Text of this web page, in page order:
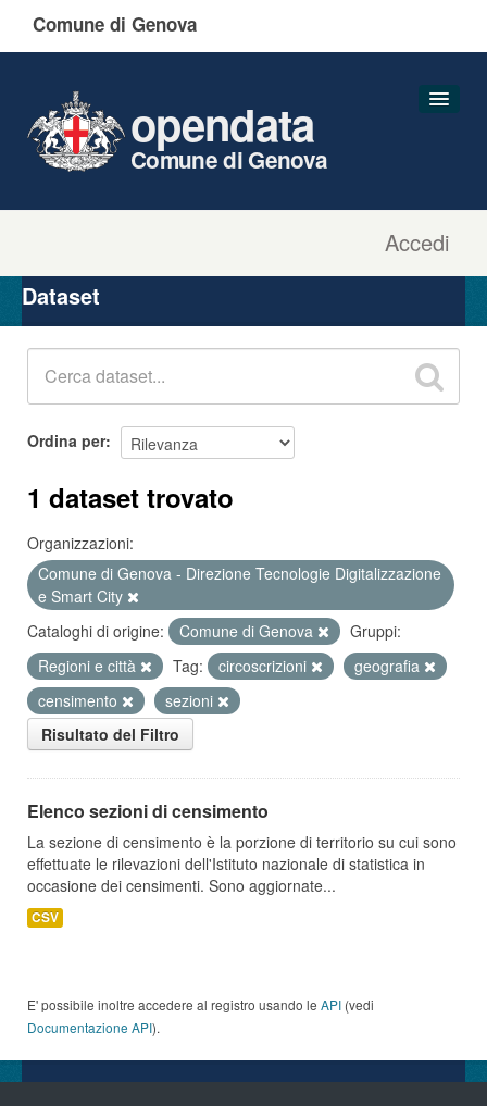
Comune di Genova
Accedi
opendata
Comune di Genova
Organizzazioni
Gruppi
Dataset
Ordina per
1 dataset trovato
Organizzazioni:
Comune di Genova - Direzione Tecnologie Digitalizzazione
e Smart City
Cataloghi di origine:
Comune di Genova
Gruppi:
Regioni e città
Tag: circoscrizioni
geografia
censimento
sezioni
Risultato del Filtro
Elenco sezioni di censimento
La sezione di censimento è la porzione di territorio su cui sono
effettuate le rilevazioni dell'Istituto nazionale di statistica in
occasione dei censimenti. Sono aggiornate...
CSV
E' possibile inoltre accedere al registro usando le API (vedi
Documentazione API).